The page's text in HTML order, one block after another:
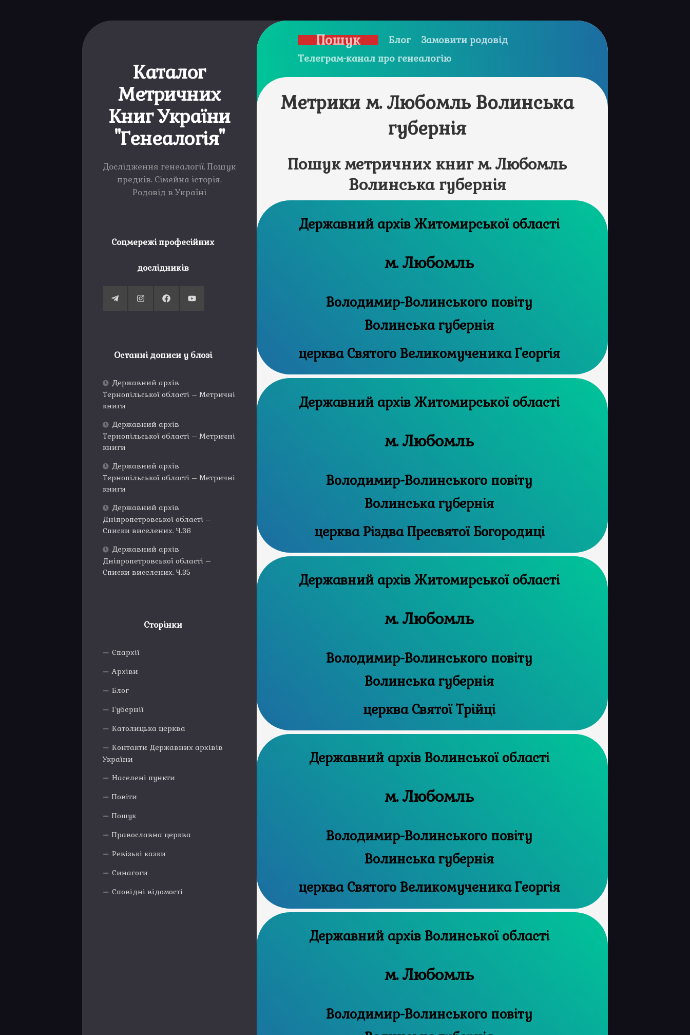
Каталог
Метричних
Книг України
"Генеалогія"
Дослідження генеалогії. Пошук
предків. Сімейна історія.
Родовід в Україні
Соцмережі професійних
дослідників
Останні дописи у блозі
Державний архів
Тернопільської області – Метричні
книги
Державний архів
Тернопільської області – Метричні
книги
Державний архів
Тернопільської області – Метричні
книги
Державний архів
Дніпропетровської області –
Списки виселених. Ч.36
Державний архів
Дніпропетровської області –
Списки виселених. Ч.35
Сторінки
Єпархії
Архіви
Блог
Губернії
Католицька церква
Контакти Державних архівів
України
Населені пункти
Повіти
Пошук
Православна церква
Ревізькі казки
Синагоги
Сповідні відомості
Пошук Блог
Замовити родовід
Телеграм-канал про генеалогію
Метрики м. Любомль Волинська
губернія
Пошук метричних книг м. Любомль
Волинська губернія
Державний архів Житомирської області
м. Любомль
Володимир-Волинського повіту
Волинська губернія
церква Святого Великомученика Георгія
Державний архів Житомирської області
м. Любомль
Володимир-Волинського повіту
Волинська губернія
церква Різдва Пресвятої Богородиці
Державний архів Житомирської області
м. Любомль
Володимир-Волинського повіту
Волинська губернія
церква Святої Трійці
Державний архів Волинської області
м. Любомль
Володимир-Волинського повіту
Волинська губернія
церква Святого Великомученика Георгія
Державний архів Волинської області
м. Любомль
Володимир-Волинського повіту